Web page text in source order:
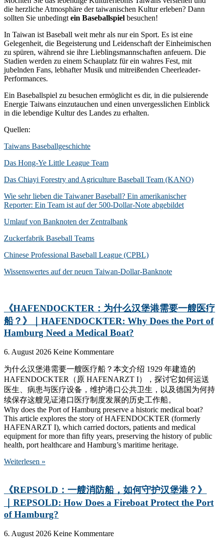
die herzliche Atmosphäre der taiwanischen Kultur erleben? Dann
sollten Sie unbedingt ein Baseballspiel besuchen!
In Taiwan ist Baseball weit mehr als nur ein Sport. Es ist eine
Gelegenheit, die Begeisterung und Leidenschaft der Einheimischen
zu spüren, während sie ihre Lieblingsmannschaften anfeuern. Die
Stadien werden zu einem Schauplatz für ein wahres Fest, mit
jubelnden Fans, lebhafter Musik und mitreißenden Cheerleader-
Performances.
Ein Baseballspiel zu besuchen ermöglicht es dir, in die pulsierende
Energie Taiwans einzutauchen und einen unvergesslichen Einblick
in die lebendige Kultur des Landes zu erhalten.
Quellen:
Taiwans Baseballgeschichte
Das Hong-Ye Little League Team
Das Chiayi Forestry and Agriculture Baseball Team (KANO)
Wie sehr lieben die Taiwaner Baseball? Ein amerikanischer
Reporter: Ein Team ist auf der 500-Dollar-Note abgebildet
Umlauf von Banknoten der Zentralbank
Zuckerfabrik Baseball Teams
Chinese Professional Baseball League (CPBL)
Wissenswertes auf der neuen Taiwan-Dollar-Banknote
《HAFENDOCKTER：为什么汉堡港需要一艘医疗
船？》｜HAFENDOCKTER: Why Does the Port of
Hamburg Need a Medical Boat?
6. August 2026 Keine Kommentare
为什么汉堡港需要一艘医疗船？本文介绍 1929 年建造的
HAFENDOCKTER（原 HAFENARZT I），探讨它如何运送
医生、病患与医疗设备，维护港口公共卫生，以及德国为何持
续保存这艘见证港口医疗制度发展的历史工作船。
Why does the Port of Hamburg preserve a historic medical boat?
This article explores the story of HAFENDOCKTER (formerly
HAFENARZT I), which carried doctors, patients and medical
equipment for more than fifty years, preserving the history of public
health, port healthcare and Hamburg’s maritime heritage.
Weiterlesen »
《REPSOLD：一艘消防船，如何守护汉堡港？》
｜REPSOLD: How Does a Fireboat Protect the Port
of Hamburg?
6. August 2026 Keine Kommentare